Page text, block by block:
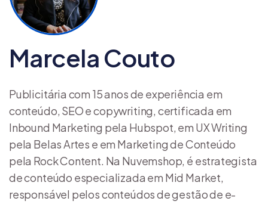
Marcela Couto
Publicitária com 15 anos de experiência em
conteúdo, SEO e copywriting, certificada em
Inbound Marketing pela Hubspot, em UX Writing
pela Belas Artes e em Marketing de Conteúdo
pela Rock Content. Na Nuvemshop, é estrategista
de conteúdo especializada em Mid Market,
responsável pelos conteúdos de gestão de e-